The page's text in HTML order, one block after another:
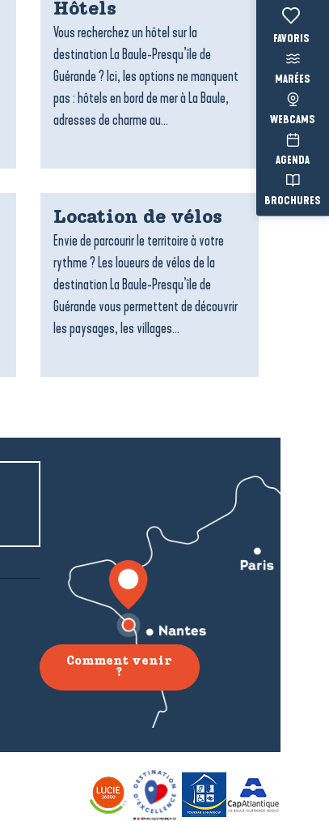
Voir les
MARÉES
WEBCAMS
AGENDA
BROCHURES
Hôtels
Vous recherchez un hôtel sur la
destination La Baule-Presqu’île de
Guérande ? Ici, les options ne manquent
pas : hôtels en bord de mer à La Baule,
adresses de charme au...
Location de vélos
Envie de parcourir le territoire à votre
rythme ? Les loueurs de vélos de la
destination La Baule-Presqu’île de
Guérande vous permettent de découvrir
les paysages, les villages...
Comment venir
?